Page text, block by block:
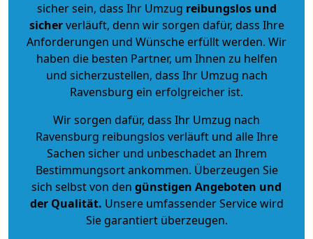
sicher sein, dass Ihr Umzug reibungslos und
sicherverläuft, denn wir sorgen dafür, dass Ihre
Anforderungen und Wünsche erfüllt werden. Wir
haben die besten Partner, um Ihnen zu helfen
und sicherzustellen, dass Ihr Umzug nach
Ravensburg ein erfolgreicher ist.
Wir sorgen dafür, dass Ihr Umzug nach
Ravensburg reibungslos verläuft und alle Ihre
Sachen sicher und unbeschadet an Ihrem
Bestimmungsort ankommen. Überzeugen Sie
sich selbst von den günstigen Angeboten und
der Qualität. Unsere umfassender Service wird
Sie garantiert überzeugen.